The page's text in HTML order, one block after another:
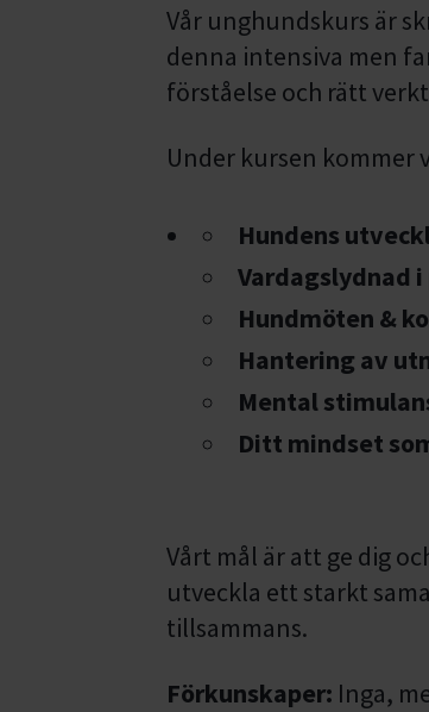
Vår unghundskurs är
denna intensiva men
förståelse och rätt
Under kursen kommer
Hundens
Vardagslydnad
Hundmöten &
Hantering av
Mental
Ditt mindset
Vårt mål är att ge dig
utveckla ett starkt
tillsammans.
Förkunskaper: Inga,